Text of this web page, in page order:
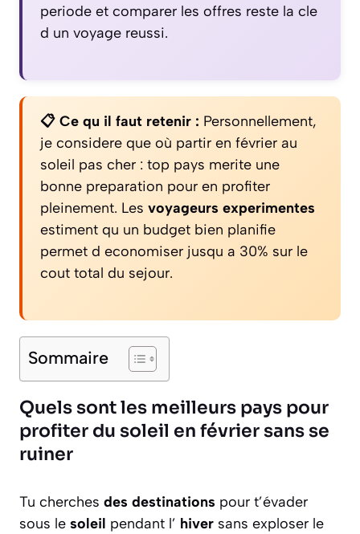
periode et comparer les offres reste la cle
d un voyage reussi.
📋 Ce qu il faut retenir : Personnellement,
je considere que où partir en février au
soleil pas cher : top pays merite une
bonne preparation pour en profiter
pleinement. Les voyageurs experimentes
estiment qu un budget bien planifie
permet d economiser jusqu a 30% sur le
cout total du sejour.
Sommaire
Quels sont les meilleurs pays pour
profiter du soleil en février sans se
ruiner
Tu cherches des destinations pour t’évader
sous le soleil pendant l’ hiver sans exploser le